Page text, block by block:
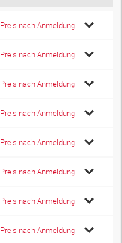
Preis nach Anmeldung
Preis nach Anmeldung
Preis nach Anmeldung
Preis nach Anmeldung
Preis nach Anmeldung
Preis nach Anmeldung
Preis nach Anmeldung
Preis nach Anmeldung